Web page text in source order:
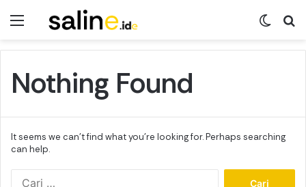
Menu
Nothing Found
It seems we can’t find what you’re looking for. Perhaps searching
can help.